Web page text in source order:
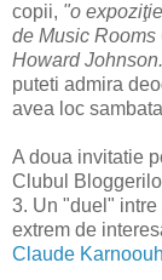
copii, "o
de Music
Howard
puteti admira
avea loc
A doua invitatie
Clubul
3. Un "duel"
extrem de
Claude Karnoouh